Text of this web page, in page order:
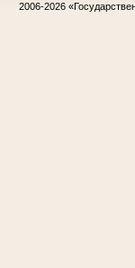
2006-2026